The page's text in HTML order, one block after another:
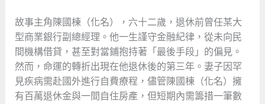
故事主角陳國棟（化名），六十二歲，退休前曾任某大
型商業銀行副總經理。他一生謹守金融紀律，從未向民
間機構借貸，甚至對當鋪抱持著「最後手段」的偏見。
然而，命運的轉折出現在他退休後的第三年。妻子因罕
見疾病需赴國外進行自費療程，儘管陳國棟（化名）擁
有百萬退休金與一間自住房產，但短期內需籌措一筆數